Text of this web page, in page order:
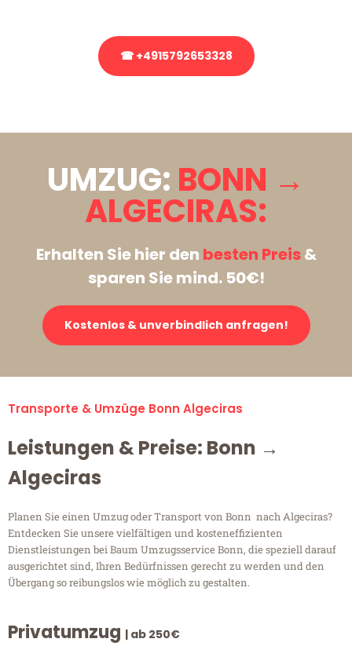
☎ +4915792653328
UMZUG: BONN →
ALGECIRAS:
Erhalten Sie hier den besten Preis&
sparen Sie mind. 50€!
Kostenlos & unverbindlich anfragen!
Transporte & Umzüge Bonn Algeciras
Leistungen & Preise: Bonn →
Algeciras
Planen Sie einen Umzug oder Transport von Bonn nach Algeciras?
Entdecken Sie unsere vielfältigen und kosteneffizienten
Dienstleistungen bei Baum Umzugsservice Bonn, die speziell darauf
ausgerichtet sind, Ihren Bedürfnissen gerecht zu werden und den
Übergang so reibungslos wie möglich zu gestalten.
Privatumzug | ab 250€